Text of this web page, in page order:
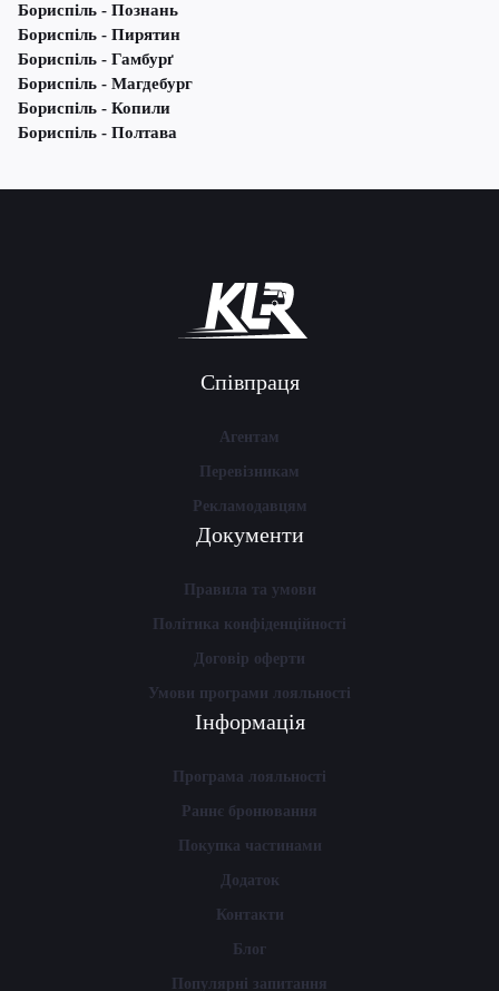
Бориспіль - Познань
Бориспіль - Пирятин
Бориспіль - Гамбурґ
Бориспіль - Магдебург
Бориспіль - Копили
Бориспіль - Полтава
Співпраця
Агентам
Перевізникам
Рекламодавцям
Документи
Правила та умови
Політика конфіденційності
Договір оферти
Умови програми лояльності
Інформація
Програма лояльності
Раннє бронювання
Покупка частинами
Додаток
Контакти
Блог
Популярні запитання